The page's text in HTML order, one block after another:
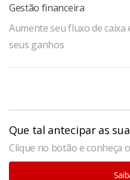
Gestão financeira
Aumente seu fluxo de
seus ganhos
Que tal antecipar as
Clique no botão e conheça